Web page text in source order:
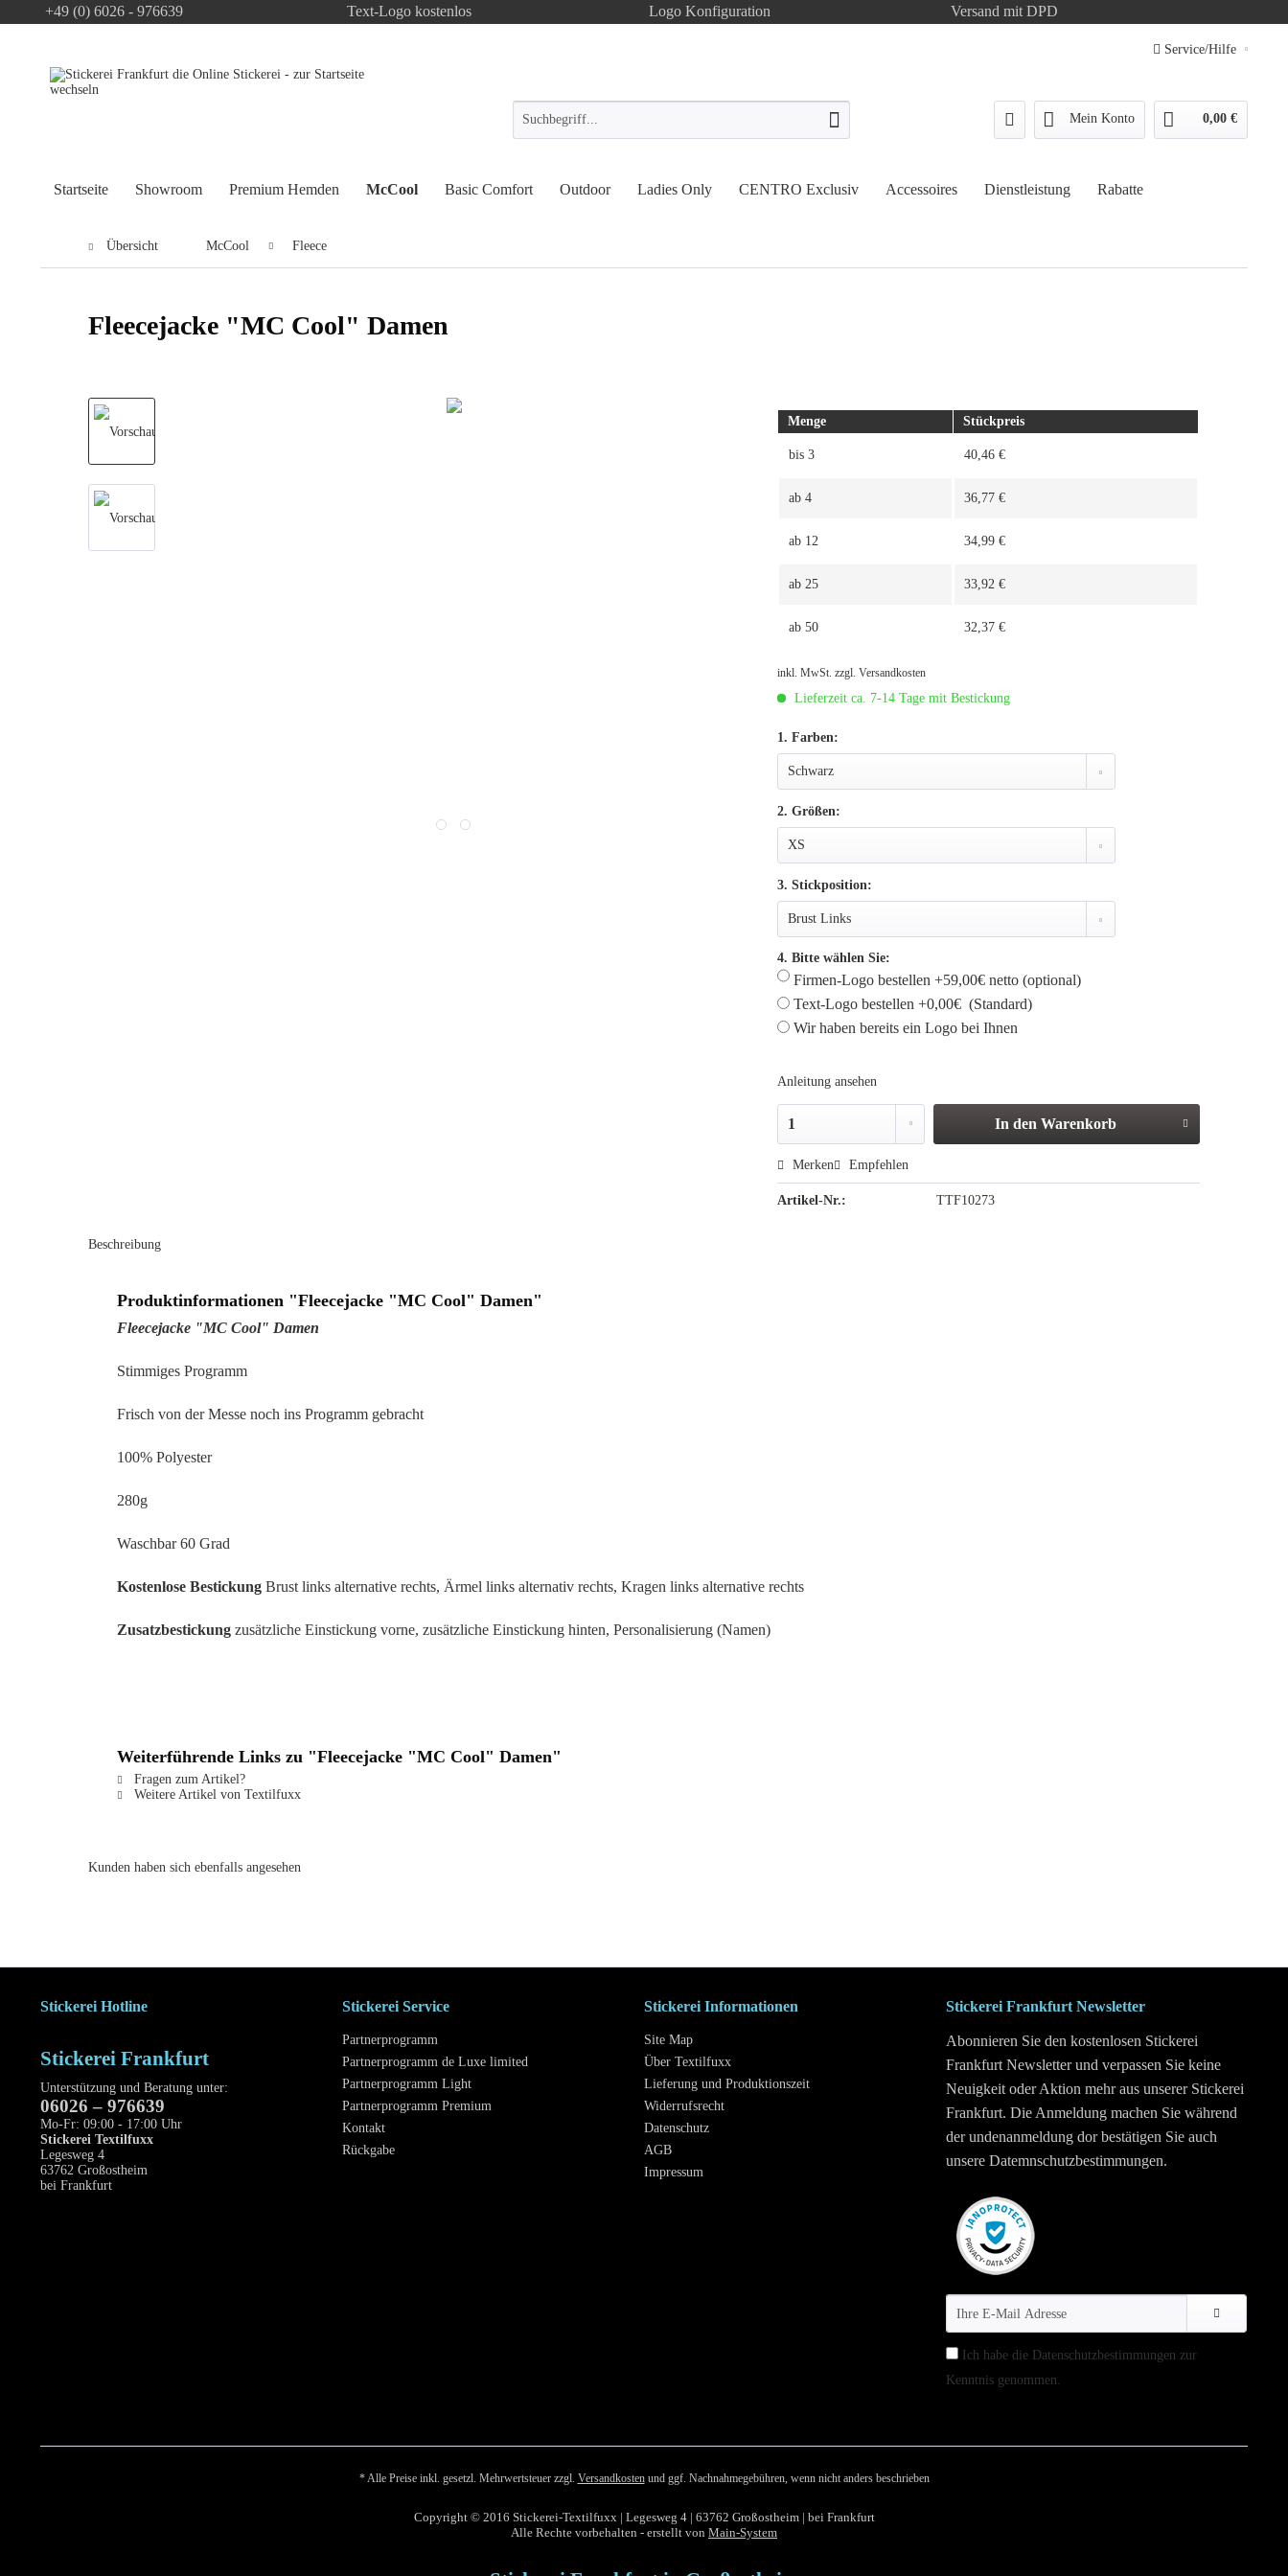
+49 (0) 6026 - 976639 Text-Logo kostenlos Logo Konfiguration Versand mit DPD
Service/Hilfe
Mein Konto 0,00 €
Startseite Showroom Premium Hemden McCool Basic Comfort Outdoor Ladies Only CENTRO Exclusiv Accessoires Dienstleistung Rabatte
Übersicht McCool Fleece
Fleecejacke "MC Cool" Damen
Menge Stückpreis
bis3 40,46 €
ab4 36,77 €
ab 12 34,99 €
ab25 33,92 €
ab50 32,37 €
inkl. MwSt.zzgl. Versandkosten
Lieferzeit ca. 7-14 Tage mit Bestickung
1. Farben:
2. Größen:
3. Stickposition:
4. Bitte wählen Sie:
Firmen-Logo bestellen +59,00€ netto (optional)
Text-Logo bestellen +0,00€ (Standard)
Wir haben bereits ein Logo bei Ihnen
Anleitung ansehen
In den Warenkorb
Merken Empfehlen
Artikel-Nr.: TTF10273
Beschreibung
Produktinformationen "Fleecejacke "MC Cool" Damen"
Fleecejacke "MC Cool" Damen
Stimmiges Programm
Frisch von der Messe noch ins Programm gebracht
100% Polyester
280g
Waschbar 60 Grad
Kostenlose Bestickung Brust links alternative rechts, Ärmel links alternativ rechts, Kragen links alternative rechts
Zusatzbestickung zusätzliche Einstickung vorne, zusätzliche Einstickung hinten, Personalisierung (Namen)
Weiterführende Links zu "Fleecejacke "MC Cool" Damen"
Fragen zum Artikel?
Weitere Artikel von Textilfuxx
Kunden haben sich ebenfalls angesehen
Stickerei Hotline
Stickerei Frankfurt
Unterstützung und Beratung unter:
06026 – 976639
Mo-Fr: 09:00 - 17:00 Uhr
Stickerei Textilfuxx
Legesweg 4
63762 Großostheim
bei Frankfurt
Stickerei Service
Partnerprogramm
Partnerprogramm de Luxe limited
Partnerprogramm Light
Partnerprogramm Premium
Kontakt
Rückgabe
Stickerei Informationen
Site Map
Über Textilfuxx
Lieferung und Produktionszeit
Widerrufsrecht
Datenschutz
AGB
Impressum
Stickerei Frankfurt Newsletter
Abonnieren Sie den kostenlosen Stickerei
Frankfurt Newsletter und verpassen Sie keine
Neuigkeit oder Aktion mehr aus unserer Stickerei
Frankfurt. Die Anmeldung machen Sie während
der undenanmeldung dor bestätigen Sie auch
unsere Datemnschutzbestimmungen.
Ich habe die Datenschutzbestimmungen zur
Kenntnis genommen.
* Alle Preise inkl. gesetzl. Mehrwertsteuer zzgl. Versandkostenund ggf. Nachnahmegebühren, wenn nicht anders beschrieben
Copyright © 2016 Stickerei-Textilfuxx | Legesweg 4 | 63762 Großostheim | bei Frankfurt
Alle Rechte vorbehalten - erstellt von Main-System